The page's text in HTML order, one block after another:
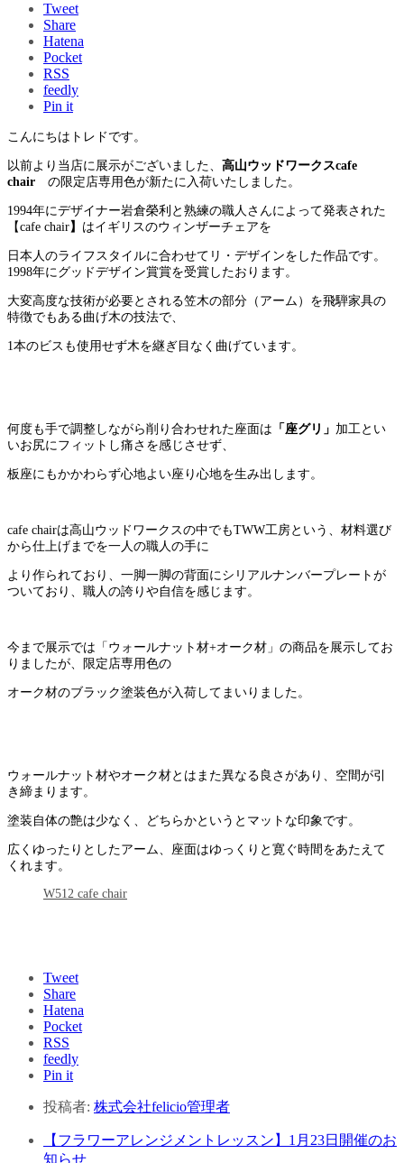
Tweet
Share
Hatena
Pocket
RSS
feedly
Pin it
こんにちはトレドです。
以前より当店に展示がございました、 高山ウッドワークスcafe
chair の限定店専用色が新たに入荷いたしました。
1994年にデザイナー岩倉榮利と熟練の職人さんによって発表された
【cafe chair】 はイギリスのウィンザーチェアを
日本人のライフスタイルに合わせてリ・デザインをした作品です。
1998年にグッドデザイン賞賞を受賞したおります。
大変高度な技術が必要とされる笠木の部分（アーム）を飛騨家具の
特徴でもある曲げ木の技法で、
1本のビスも使用せず木を継ぎ目なく曲げています。
何度も手で調整しながら削り合わせれた座面は 「座グリ」 加工とい
いお尻にフィットし痛さを感じさせず、
板座にもかかわらず心地よい座り心地を生み出します。
cafe chairは高山ウッドワークスの中でもTWW工房という、材料選び
から仕上げまでを一人の職人の手に
より作られており、一脚一脚の背面にシリアルナンバープレートが
ついており、職人の誇りや自信を感じます。
今まで展示では「ウォールナット材+オーク材」の商品を展示してお
りましたが、限定店専用色の
オーク材のブラック塗装色が入荷してまいりました。
ウォールナット材やオーク材とはまた異なる良さがあり、空間が引
き締まります。
塗装自体の艶は少なく、どちらかというとマットな印象です。
広くゆったりとしたアーム、座面はゆっくりと寛ぐ時間をあたえて
くれます。
W512 cafe chair
Tweet
Share
Hatena
Pocket
RSS
feedly
Pin it
投稿者: 株式会社felicio管理者
【フラワーアレンジメントレッスン】1月23日開催のお
知らせ